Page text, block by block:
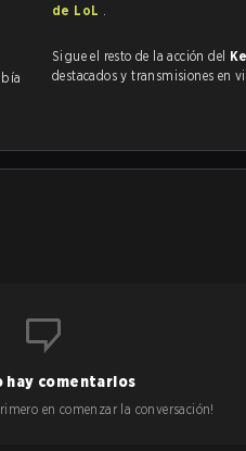
de LoL .
Sigue el resto de la acción del
destacados y transmisiones en
hay comentarios
en comenzar la conversación!